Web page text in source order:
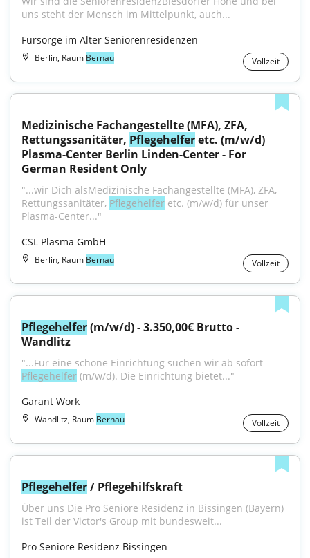
uns steht der Mensch im Mittelpunkt, auch...
Fürsorge im Alter Seniorenresidenzen
Berlin, Raum Bernau Vollzeit
Medizinische Fachangestellte (MFA), ZFA,
Rettungssanitäter, Pflegehelfer etc. (m/w/d)
Plasma-Center Berlin Linden-Center - For
German Resident Only
"...wir Dich alsMedizinische Fachangestellte (MFA), ZFA,
Rettungssanitäter, Pflegehelfer etc. (m/w/d) für unser
Plasma-Center..."
CSL Plasma GmbH
Berlin, Raum Bernau Vollzeit
Pflegehelfer (m/w/d) - 3.350,00€ Brutto -
Wandlitz
Pflegehelfer (m/w/d). Die Einrichtung bietet..."
Garant Work
Wandlitz, Raum Bernau Vollzeit
Pflegehelfer / Pflegehilfskraft
Über uns Die Pro Seniore Residenz in Bissingen (Bayern)
ist Teil der Victor's Group mit bundesweit...
Pro Seniore Residenz Bissingen